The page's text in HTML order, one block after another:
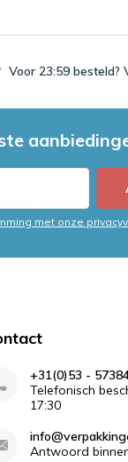
Voor 23:59 besteld?
met onze
+31(0)53 -
Telefonisch
17:30
Antwoord